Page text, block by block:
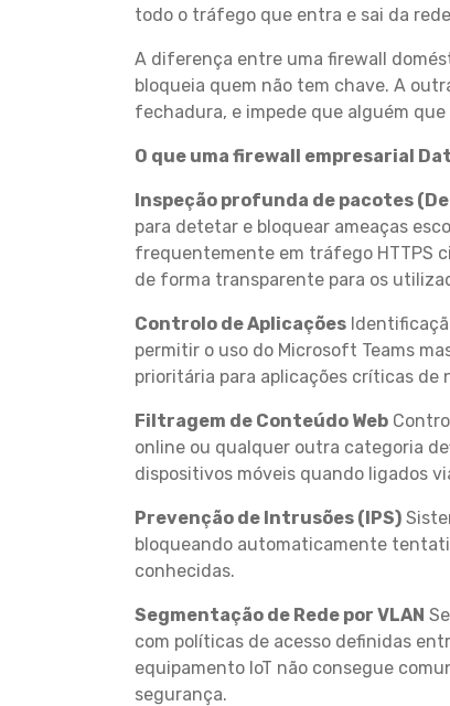
todo o tráfego que entra e sai da
A diferença entre uma firewall
bloqueia quem não tem chave. A
fechadura, e impede que alguém
O que uma firewall empresarial
Inspeção profunda de pacotes
para detetar e bloquear ameaças
frequentemente em tráfego HTTPS
de forma transparente para os
Controlo de Aplicações
permitir o uso do Microsoft Teams
prioritária para aplicações críticas de
Filtragem de Conteúdo Web
online ou qualquer outra categoria
dispositivos móveis quando ligados
Prevenção de Intrusões (IPS)
bloqueando automaticamente
conhecidas.
Segmentação de Rede por VLAN
com políticas de acesso definidas
equipamento IoT não consegue
segurança.